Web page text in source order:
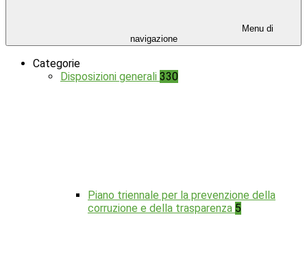
Menu di
navigazione
Categorie
Disposizioni generali 330
Piano triennale per la prevenzione della
corruzione e della trasparenza 5